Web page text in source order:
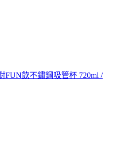
FUN飲不鏽鋼吸管杯 720ml /